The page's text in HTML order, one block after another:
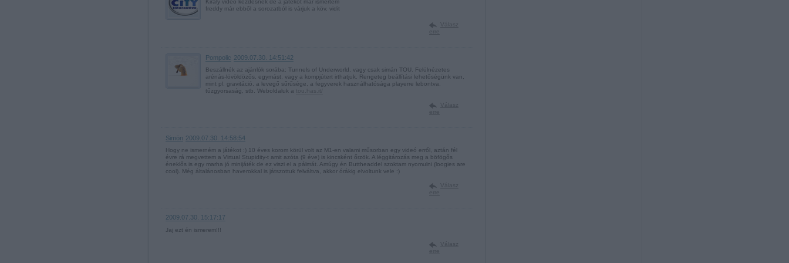
Király videó kezdésnek de a játékot már ismertem
freddy már ebből a sorozatból is várjuk a köv. vidit
Válasz
Pompolic 2009.07.30. 14:51:42
Beszállnék az ajánlók sorába: Tunnels of Underworld, vagy csak simán TOU. Felülnézetes
arénás-lövöldözős, egymást, vagy a kompjútert irthatjuk. Rengeteg beállítási lehetőségünk van,
mint pl. gravitáció, a levegő sűrűsége, a fegyverek használhatósága playerre lebontva,
tűzgyorsaság, stb. Weboldaluk a
Válasz
Simön 2009.07.30. 14:58:54
Hogy ne ismerném a játékot :) 10 éves korom körül volt az M1-en valami műsorban egy videó erről, aztán fél
évre rá megvettem a Virtual Stupidity-t amit azóta (9 éve) is kincsként őrzök. A léggitározás meg a böfögős
éneklős is egy marha jó minijáték de ez viszi el a pálmát. Amúgy én Buttheaddel szoktam nyomulni (loogies are
cool). Még általánosban haverokkal is játszottuk felváltva, akkor órákig elvoltunk vele :)
Válasz
2009.07.30. 15:17:17
Jaj ezt én ismerem!!!
Válasz